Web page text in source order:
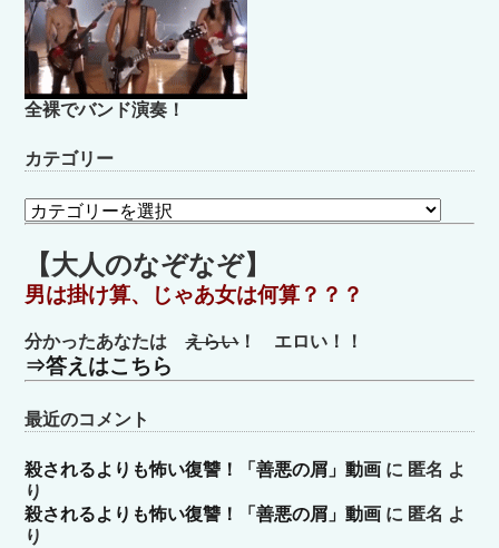
全裸でバンド演奏！
カテゴリー
カ
テ
ゴ
リ
ー
【大人のなぞなぞ】
男は掛け算、じゃあ女は何算？？？
分かったあなたはえらい！ エロい！！
⇒答えはこちら
最近のコメント
殺されるよりも怖い復讐！「善悪の屑」動画 に 匿名 よ
り
殺されるよりも怖い復讐！「善悪の屑」動画 に 匿名 よ
り